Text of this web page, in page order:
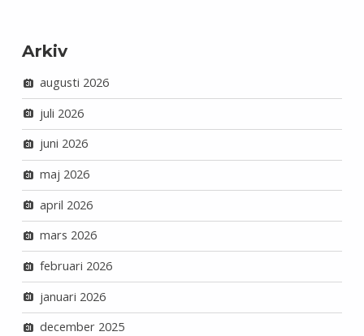
Arkiv
augusti 2026
juli 2026
juni 2026
maj 2026
april 2026
mars 2026
februari 2026
januari 2026
december 2025